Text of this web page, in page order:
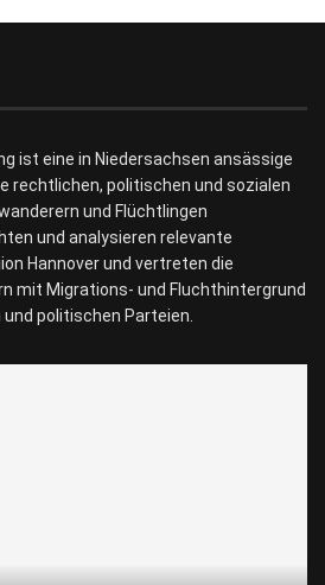
ist eine in Niedersachsen ansässige
rechtlichen, politischen und sozialen
und Flüchtlingen
und analysieren relevante
Hannover und vertreten die
mit Migrations- und Fluchthintergrund
und politischen Parteien.